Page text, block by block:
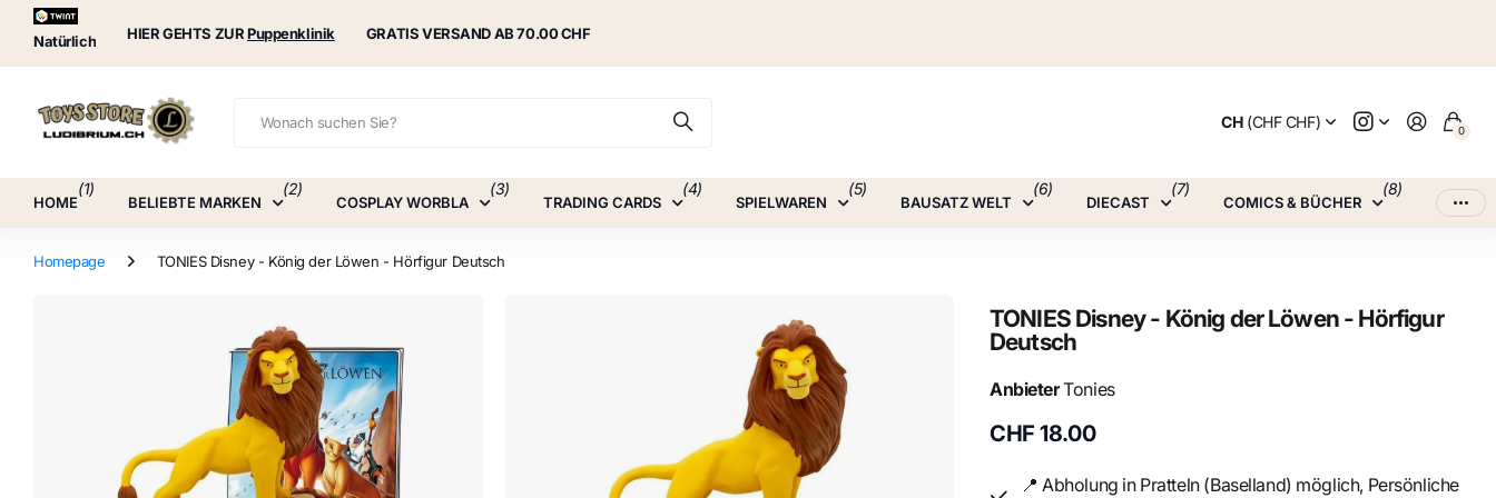
Natürlich HIER GEHTS ZURPuppenklinik
Puppenklinik GRATIS VERSAND AB 70.00 CHF
CH(CHF CHF) 0
HOME
(1)
BELIEBTE MARKEN
(2)
COSPLAY WORBLA
(3)
TRADING CARDS
(4)
SPIELWAREN
(5)
BAUSATZ WELT
(6)
DIECAST
(7)
COMICS & BÜCHER
(8)
Homepage TONIES Disney - König der Löwen - Hörfigur Deutsch
TONIES Disney - König der Löwen - Hörfigur
Deutsch
AnbieterTonies
CHF 18.00
📍 Abholung in Pratteln (Baselland) möglich, Persönliche